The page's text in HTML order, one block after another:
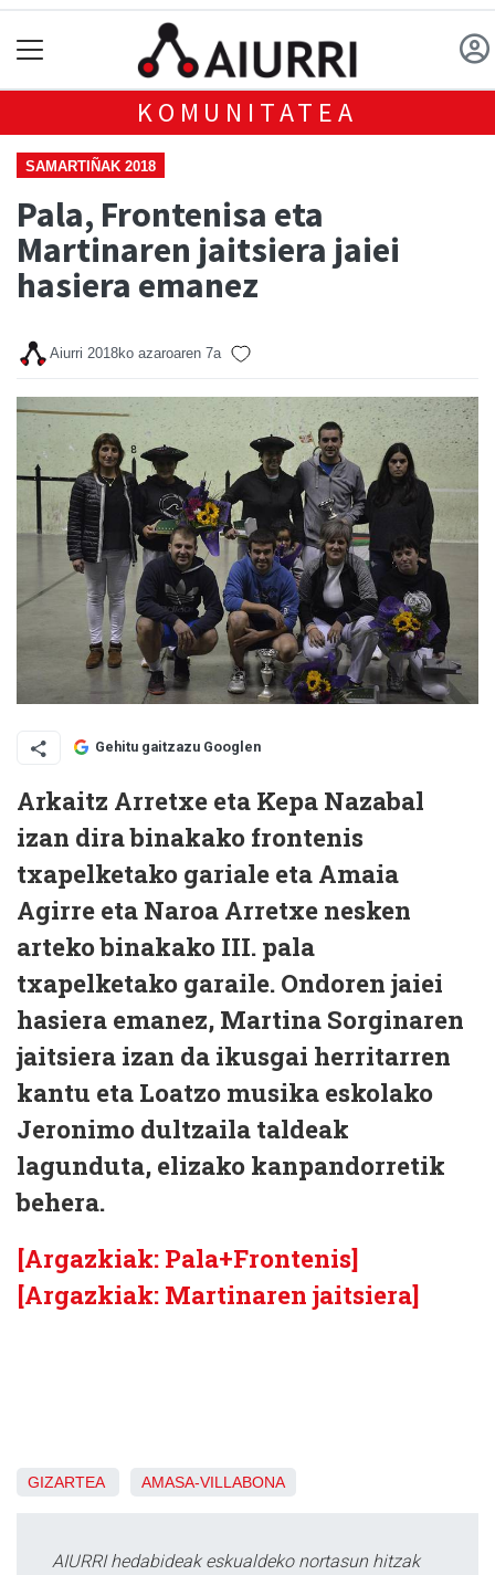
KOMUNITATEA
SAMARTIÑAK 2018
Pala, Frontenisa eta
Martinaren jaitsiera jaiei
hasiera emanez
Aiurri 2018ko azaroaren 7a
Gehitu gaitzazu Googlen
Arkaitz Arretxe eta Kepa Nazabal
izan dira binakako frontenis
txapelketako gariale eta Amaia
Agirre eta Naroa Arretxe nesken
arteko binakako III. pala
txapelketako garaile. Ondoren jaiei
hasiera emanez, Martina Sorginaren
jaitsiera izan da ikusgai herritarren
kantu eta Loatzo musika eskolako
Jeronimo dultzaila taldeak
lagunduta, elizako kanpandorretik
behera.
[Argazkiak: Pala+Frontenis]
[Argazkiak: Martinaren jaitsiera]
GIZARTEA AMASA-VILLABONA
AIURRI hedabideak eskualdeko nortasun hitzak